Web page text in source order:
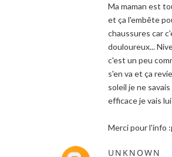
Ma maman est
et ça l'embête
chaussures car
douloureux...
c'est un peu
s'en va et ça
soleil je ne
efficace je vais
Merci pour l'info
UNKNOWN